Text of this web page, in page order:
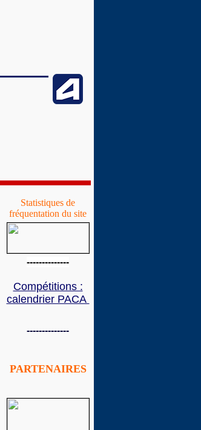
Statistiques de
fréquentation du site
--------------
Compétitions :
calendrier PACA
--------------
PARTENAIRES